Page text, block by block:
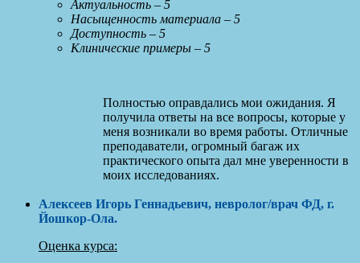
Актуальность – 5
Насыщенность материала – 5
Доступность – 5
Клинические примеры – 5
Полностью оправдались мои ожидания. Я
получила ответы на все вопросы, которые у
меня возникали во время работы. Отличные
преподаватели, огромный багаж их
практического опыта дал мне уверенности в
моих исследованиях.
Алексеев Игорь Геннадьевич, невролог/врач ФД, г.
Йошкор-Ола.
Оценка курса: